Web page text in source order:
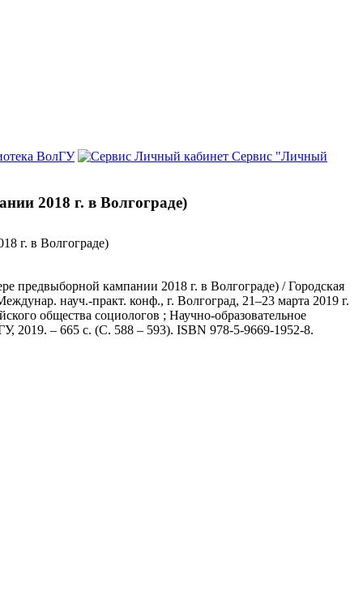
ВолГУ Сервис "Личный
2018 г. в Волгограде)
г. в Волгограде)
предвыборной кампании 2018 г. в Волгограде) / Городская
науч.-практ. конф., г. Волгоград, 21–23 марта 2019 г.
общества социологов ; Научно-образовательное
2019. – 665 с. (С. 588 – 593). ISBN 978-5-9669-1952-8.